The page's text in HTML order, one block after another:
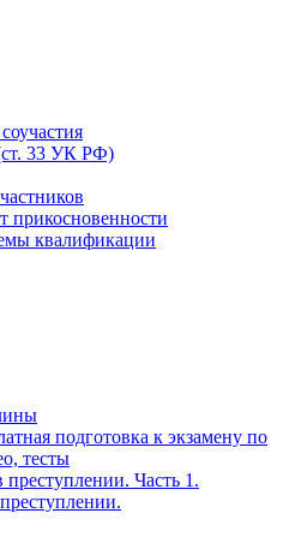
33 УК РФ)
прикосновенности
квалификации
подготовка к экзамену по
тесты
Часть 1.